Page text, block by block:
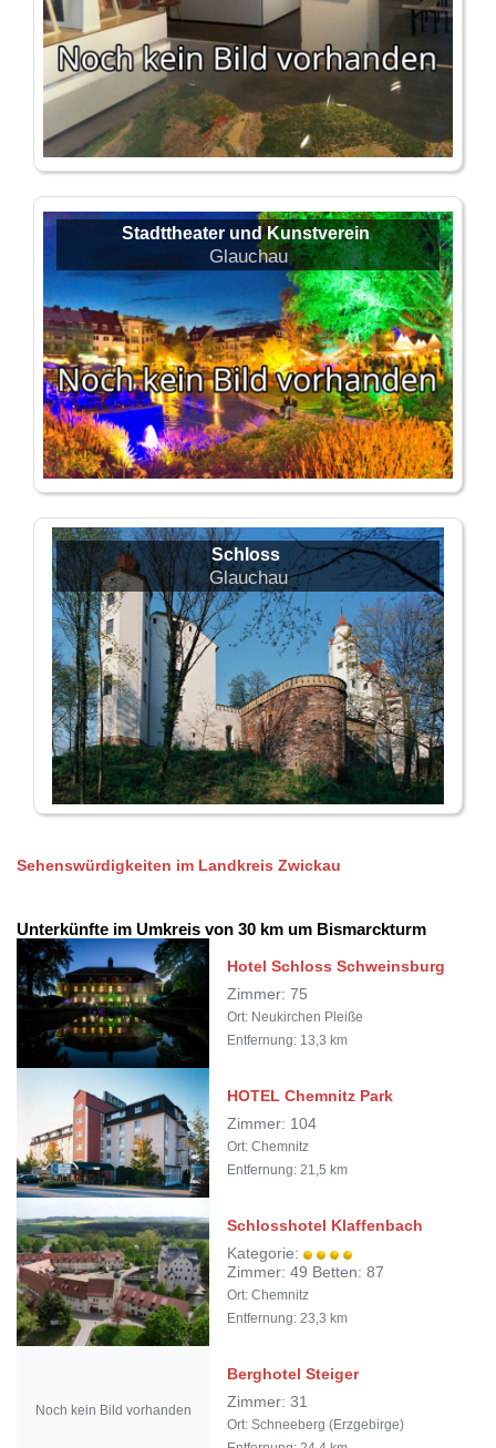
Stadttheater und Kunstverein
Glauchau
Schloss
Glauchau
Sehenswürdigkeiten im Landkreis Zwickau
Unterkünfte im Umkreis von 30 km um Bismarckturm
Hotel Schloss Schweinsburg
Zimmer: 75
Ort: Neukirchen Pleiße
Entfernung: 13,3 km
HOTEL Chemnitz Park
Zimmer: 104
Ort: Chemnitz
Entfernung: 21,5 km
Schlosshotel Klaffenbach
Kategorie:
Zimmer: 49 Betten: 87
Ort: Chemnitz
Entfernung: 23,3 km
Noch kein Bild vorhanden
Berghotel Steiger
Zimmer: 31
Ort: Schneeberg (Erzgebirge)